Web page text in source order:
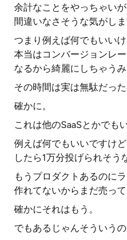
余計なことをやっちゃい
間違いなさそうな気がしま
つまり例えば何でもいい
本当はコンバージョンレ
なるから綺麗にしちゃうみ
その時間は実は無駄だっ
確かに。
これは他のSaaSとかでも
例えば何でもいいですけ
したら1万分投げられそう
もうプロダクトあるのに
作れてないからまだ売って
確かにそれはもう。
でもあるじゃんそういうの